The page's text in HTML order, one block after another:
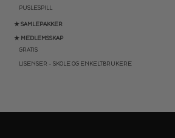
PUSLESPILL
★ SAMLEPAKKER
★ MEDLEMSSKAP
GRATIS
LISENSER – SKOLE OG ENKELTBRUKERE